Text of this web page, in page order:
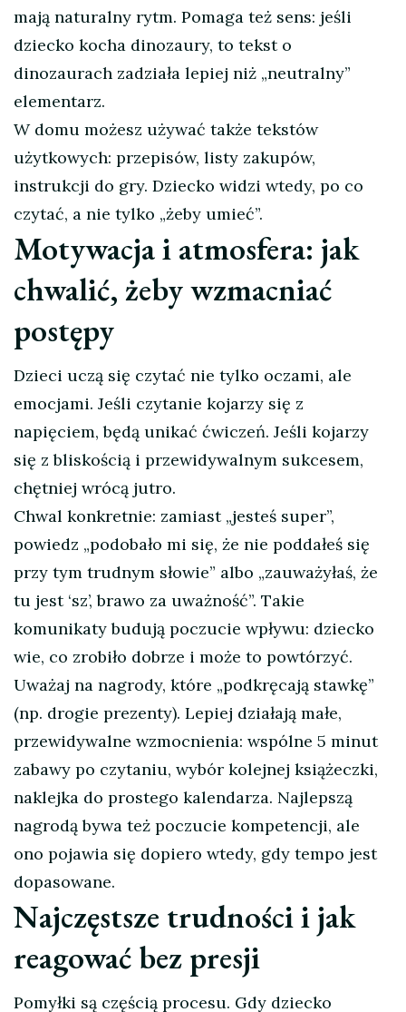
mają naturalny rytm. Pomaga też sens: jeśli
dziecko kocha dinozaury, to tekst o
dinozaurach zadziała lepiej niż „neutralny”
elementarz.
W domu możesz używać także tekstów
użytkowych: przepisów, listy zakupów,
instrukcji do gry. Dziecko widzi wtedy, po co
czytać, a nie tylko „żeby umieć”.
Motywacja i atmosfera: jak
chwalić, żeby wzmacniać
postępy
Dzieci uczą się czytać nie tylko oczami, ale
emocjami. Jeśli czytanie kojarzy się z
napięciem, będą unikać ćwiczeń. Jeśli kojarzy
się z bliskością i przewidywalnym sukcesem,
chętniej wrócą jutro.
Chwal konkretnie: zamiast „jesteś super”,
powiedz „podobało mi się, że nie poddałeś się
przy tym trudnym słowie” albo „zauważyłaś, że
tu jest ‘sz’, brawo za uważność”. Takie
komunikaty budują poczucie wpływu: dziecko
wie, co zrobiło dobrze i może to powtórzyć.
Uważaj na nagrody, które „podkręcają stawkę”
(np. drogie prezenty). Lepiej działają małe,
przewidywalne wzmocnienia: wspólne 5 minut
zabawy po czytaniu, wybór kolejnej książeczki,
naklejka do prostego kalendarza. Najlepszą
nagrodą bywa też poczucie kompetencji, ale
ono pojawia się dopiero wtedy, gdy tempo jest
dopasowane.
Najczęstsze trudności i jak
reagować bez presji
Pomyłki są częścią procesu. Gdy dziecko